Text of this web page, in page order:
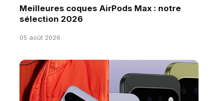
Meilleures coques AirPods Max : notre
sélection 2026
05 août 2026